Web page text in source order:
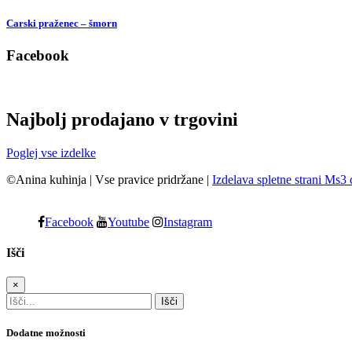
Carski praženec – šmorn
Facebook
Najbolj prodajano v trgovini
Poglej vse izdelke
©Anina kuhinja | Vse pravice pridržane | Izdelava spletne strani Ms3
Facebook Youtube Instagram
Išči
×
Dodatne možnosti